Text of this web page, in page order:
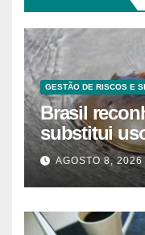
GESTÃO DE RISCOS E
Brasil
substitui
caranguejo-
AGOSTO 8, 2026